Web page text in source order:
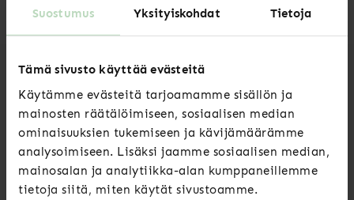
Suostumus Yksityiskohdat Tietoja
Tämä sivusto käyttää evästeitä
Käytämme evästeitä tarjoamamme sisällön ja
mainosten räätälöimiseen, sosiaalisen median
ominaisuuksien tukemiseen ja kävijämäärämme
analysoimiseen. Lisäksi jaamme sosiaalisen median,
mainosalan ja analytiikka-alan kumppaneillemme
tietoja siitä, miten käytät sivustoamme.
Luitko jo nämä?
Uutiset